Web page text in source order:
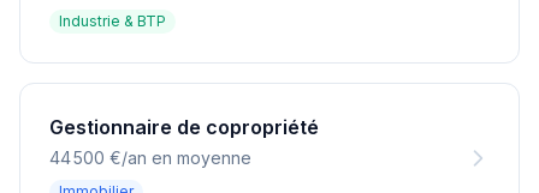
Industrie & BTP
Gestionnaire de copropriété
44 500 €/an en moyenne